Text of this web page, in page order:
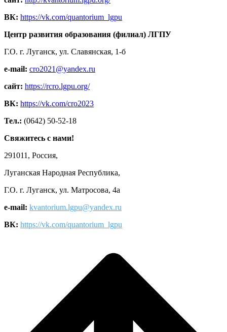
ВК: https://vk.com/quantorium_lgpu
Центр развития образования (филиал) ЛГПУ
Г.О. г. Луганск, ул. Славянская, 1-б
e-mail: cro2021@yandex.ru
сайт: https://rcro.lgpu.org/
ВК: https://vk.com/cro2023
Тел.: (0642) 50-52-18
Свяжитесь с нами!
291011, Россия,
Луганская Народная Республика,
Г.О. г. Луганск, ул. Матросова, 4а
e-mail: kvantorium.lgpu@yandex.ru
ВК: https://vk.com/quantorium_lgpu